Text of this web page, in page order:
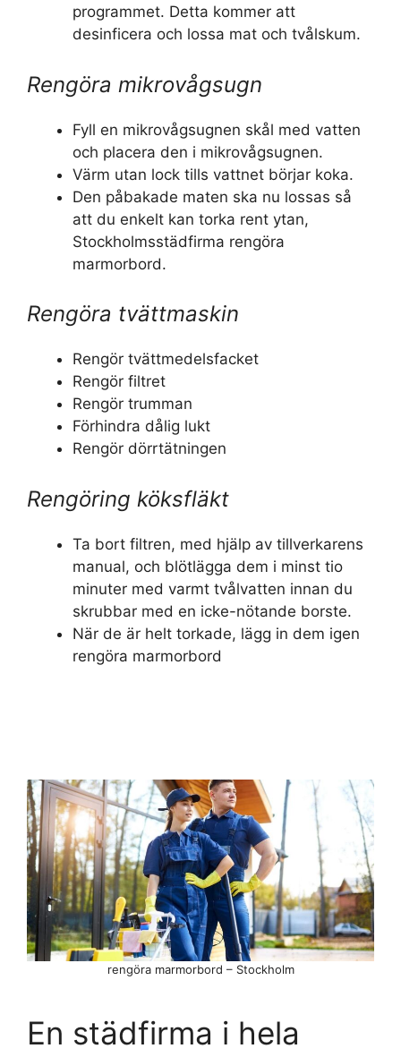
programmet. Detta kommer att
desinficera och lossa mat och tvålskum.
Rengöra mikrovågsugn
Fyll en mikrovågsugnen skål med vatten
och placera den i mikrovågsugnen.
Värm utan lock tills vattnet börjar koka.
Den påbakade maten ska nu lossas så
att du enkelt kan torka rent ytan,
Stockholmsstädfirma rengöra
marmorbord.
Rengöra tvättmaskin
Rengör tvättmedelsfacket
Rengör filtret
Rengör trumman
Förhindra dålig lukt
Rengör dörrtätningen
Rengöring köksfläkt
Ta bort filtren, med hjälp av tillverkarens
manual, och blötlägga dem i minst tio
minuter med varmt tvålvatten innan du
skrubbar med en icke-nötande borste.
När de är helt torkade, lägg in dem igen
rengöra marmorbord
En städfirma i hela
rengöra marmorbord – Stockholm